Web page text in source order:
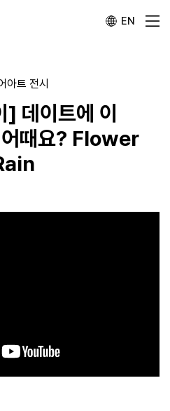
EN
아트 전시
데이트에 이
어때요? Flower